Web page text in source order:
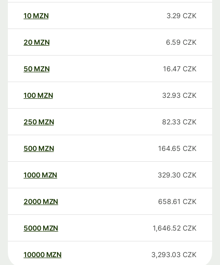
10 MZN 3.29 CZK
20 MZN 6.59 CZK
50 MZN 16.47 CZK
100 MZN 32.93 CZK
250 MZN 82.33 CZK
500 MZN 164.65 CZK
1000 MZN 329.30 CZK
2000 MZN 658.61 CZK
5000 MZN 1,646.52 CZK
10000 MZN 3,293.03 CZK